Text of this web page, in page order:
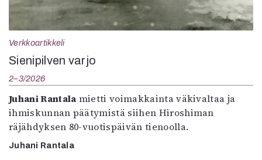
Verkkoartikkeli
Sienipilven varjo
2–3/2026
Juhani Rantala mietti voimakkainta väkivaltaa ja
ihmiskunnan päätymistä siihen Hiroshiman
räjähdyksen 80-vuotispäivän tienoolla.
Juhani Rantala